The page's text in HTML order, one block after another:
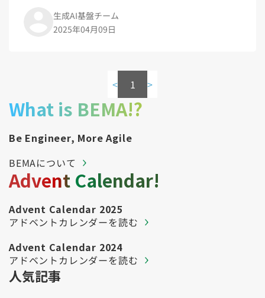
生成AI基盤チーム
2025年04月09日
< 1 >
What is BEMA!?
Be Engineer, More Agile
BEMAについて
Advent Calendar!
Advent Calendar 2025
アドベントカレンダーを読む
Advent Calendar 2024
アドベントカレンダーを読む
人気記事